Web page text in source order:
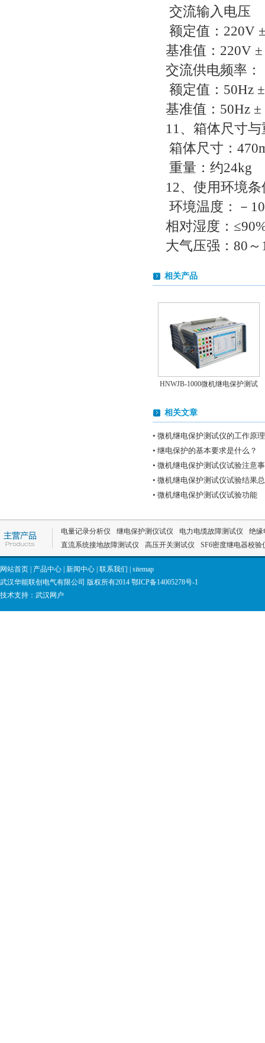
交流输入电压
额定值：220V
基准值：220V ±
交流供电频率：
额定值：50Hz
基准值：50Hz ±
11、箱体尺寸
箱体尺寸：
重量：约24kg
12、使用环境条
环境温度：－
相对湿度：
大气压强：80～
相关产品
HNWJB-1000微机继电保护测试
相关文章
• 微机继电保护测试仪的工作原理
• 继电保护的基本要求是什么？
• 微机继电保护测试仪试验注意
• 微机继电保护测试仪试验结果
• 微机继电保护测试仪试验功能
电量记录分析仪 继电保护测仪试仪 电力电缆故障测试仪
绝缘
直流系统接地故障测试仪
高压开关测试仪 SF6密度继电器校验
网站首页 产品中心 新闻中心 联系我们
sitemap
武汉华能联创电气有限公司 版权所有2014 鄂ICP备14005278号-1
技术支持： 武汉网户